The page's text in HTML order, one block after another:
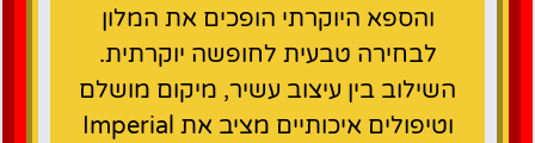
והספא היוקרתי הופכים את המלון
לבחירה טבעית לחופשה יוקרתית.
השילוב בין עיצוב עשיר, מיקום מושלם
וטיפולים איכותיים מציב את Imperial